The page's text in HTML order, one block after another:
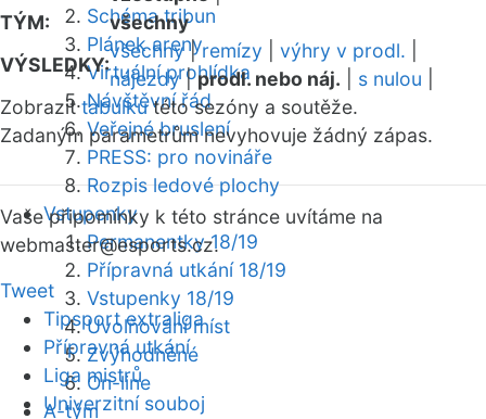
Schéma tribun
Plánek areny
Virtuální prohlídka
Návštěvní řád
Veřejné bruslení
PRESS: pro novináře
Rozpis ledové plochy
Vstupenky
Permanentky 18/19
Přípravná utkání 18/19
Vstupenky 18/19
Uvolňování míst
Zvýhodněné
On-line
A-tým
TÝM:
všechny
VÝSLEDKY:
všechny|remízy výhry v prodl.
nájezdy|prodl. nebo náj. s nulou
Zobrazittabulkutéto sezóny a soutěže.
Zadaným parametrům nevyhovuje žádný zápas.
Vaše připomínky k této stránce uvítáme na
webmaster@esports.cz.
Tweet
Tipsport extraliga
Přípravná utkání
Liga mistrů
Univerzitní souboj